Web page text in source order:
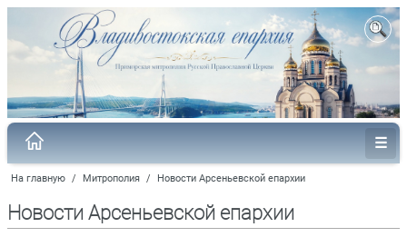
На главную / Митрополия / Новости Арсеньевской епархии
Новости Арсеньевской епархии